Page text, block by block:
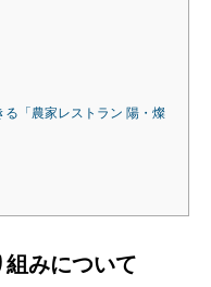
「農家レストラン 陽・燦
みについて